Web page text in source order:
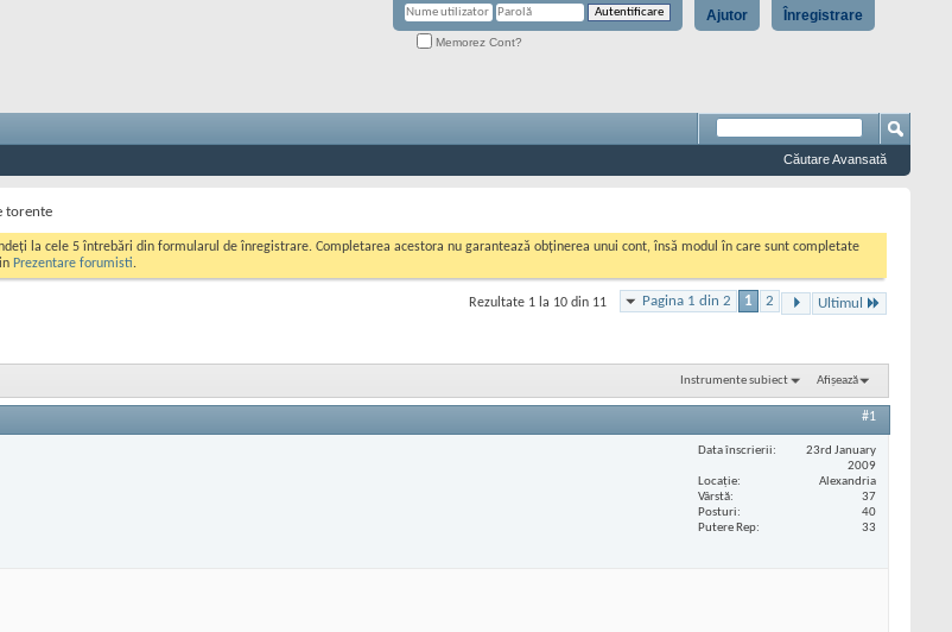
Înregistrare
Ajutor
Memorez Cont?
Căutare Avansată
torente
la cele 5 întrebări din formularul de înregistrare. Completarea acestora nu garantează obținerea unui cont, însă modul în care sunt completate
Prezentare forumisti.
Pagina 1 din 2 1 2 Ultimul
Rezultate 1 la 10 din 11
Instrumente subiect Afișează
#1
Data înscrierii
23rd January
2009
Locaţie
Alexandria
Vârstă
37
Posturi
40
Putere Rep
33